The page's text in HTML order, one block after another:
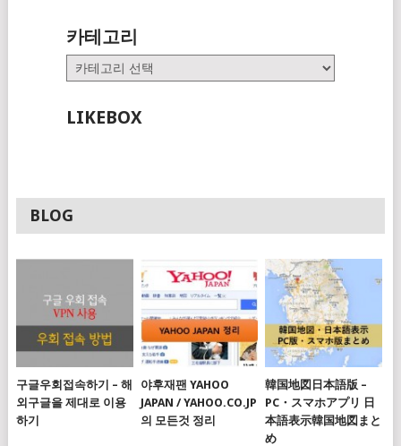
카테고리
카
테
리
LIKEBOX
BLOG
구글우회접속하기 – 해
외구글을 제대로 이용
하기
야후재팬 YAHOO
JAPAN / YAHOO.CO.JP
의 모든것 정리
韓国地図日本語版 –
PC・スマホアプリ 日
本語表示韓国地図まと
め